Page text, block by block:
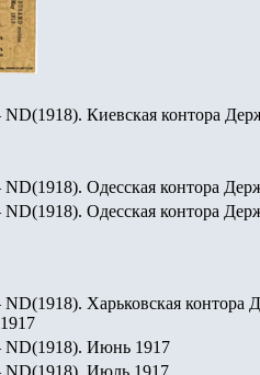
Киевская контора
Одесская контора
Одесская контора
Харьковская контора
Июнь 1917
Июль 1917